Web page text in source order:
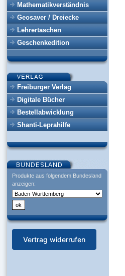
Mathematikverständnis
Geosaver / Dreiecke
Lehrertaschen
Geschenkedition
Freiburger Verlag
Digitale Bücher
Bestellabwicklung
Shanti-Leprahilfe
Produkte aus folgendem Bundesland
anzeigen:
Vertrag widerrufen